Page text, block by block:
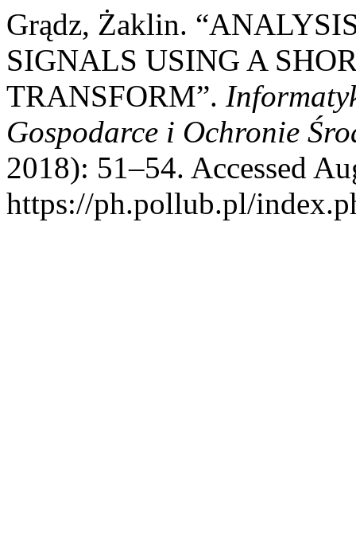
Grądz, Żaklin.
SIGNALS USING A
TRANSFORM”.
Gospodarce i Ochronie
2018): 51–54. Accessed
https://ph.pollub.pl/